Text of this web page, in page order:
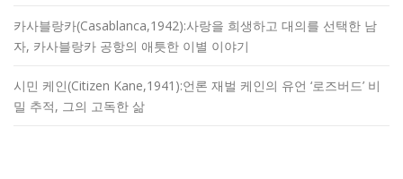
카사블랑카(Casablanca,1942):사랑을 희생하고 대의를 선택한 남
자, 카사블랑카 공항의 애틋한 이별 이야기
시민 케인(Citizen Kane,1941):언론 재벌 케인의 유언 ‘로즈버드’ 비
밀 추적, 그의 고독한 삶